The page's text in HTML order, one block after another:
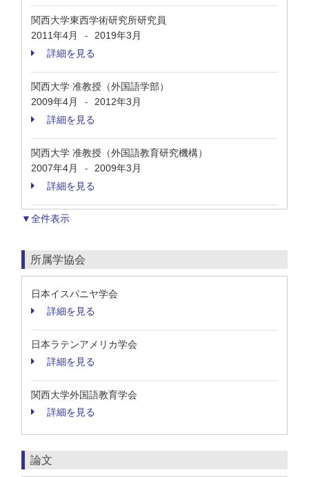
関西大学東西学術研究所研究員
2011年4月
-
2019年3月
詳細を見る
関西大学 准教授（外国語学部）
2009年4月
-
2012年3月
詳細を見る
関西大学 准教授（外国語教育研究機構）
2007年4月
-
2009年3月
詳細を見る
▼全件表示
所属学協会
日本イスパニヤ学会
詳細を見る
日本ラテンアメリカ学会
詳細を見る
関西大学外国語教育学会
詳細を見る
論文